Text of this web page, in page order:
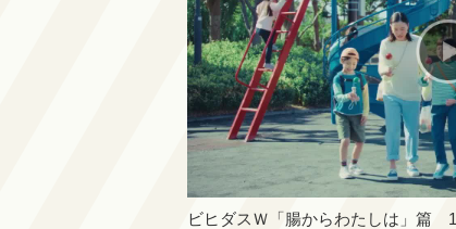
ビヒダスＷ「腸からわたしは」篇